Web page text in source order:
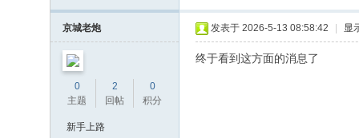
京城老炮
0
主题
2
回帖
0
积分
新手上路
发表于 2026-5-13 08:58:42 显
终于看到这方面的消息了